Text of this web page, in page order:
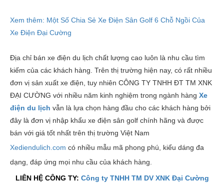
Xem thêm: Một Số Chia Sẻ Xe Điện Sân Golf 6 Chỗ Ngồi Của
Xe Điện Đại Cường
Địa chỉ bán xe điện du lịch chất lượng cao luôn là nhu cầu tìm
kiếm của các khách hàng. Trên thị trường hiện nay, có rất nhiều
đơn vị sản xuất xe điện, tuy nhiên CÔNG TY TNHH ĐT TM XNK
ĐẠI CƯỜNG với nhiều năm kinh nghiệm trong ngành hàng Xe
điện du lịch vẫn là lựa chọn hàng đầu cho các khách hàng bởi
đây là đơn vị nhập khẩu xe điện sân golf chính hãng và được
bán với giá tốt nhất trên thị trường Việt Nam
Xediendulich.com có nhiều mẫu mã phong phú, kiểu dáng đa
dạng, đáp ứng mọi nhu cầu của khách hàng.
LIÊN HỆ CÔNG TY: Công ty TNHH TM DV XNK Đại Cường